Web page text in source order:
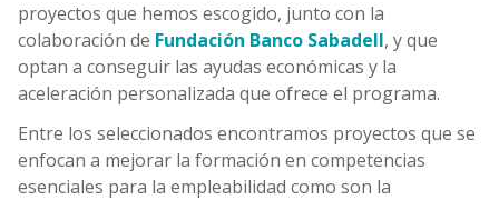
proyectos que hemos escogido, junto con la
colaboración de Fundación Banco Sabadell, y que
optan a conseguir las ayudas económicas y la
aceleración personalizada que ofrece el programa.
Entre los seleccionados encontramos proyectos que se
enfocan a mejorar la formación en competencias
esenciales para la empleabilidad como son la